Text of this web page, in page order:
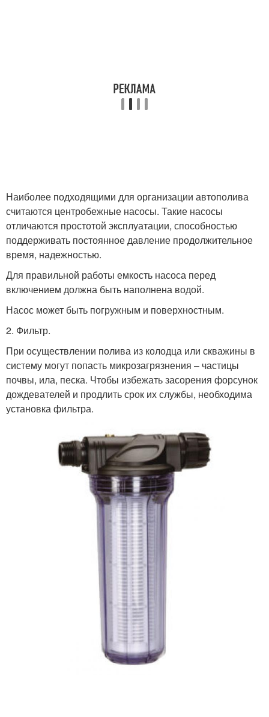
Наиболее подходящими для организации автополива
считаются центробежные насосы. Такие насосы
отличаются простотой эксплуатации, способностью
поддерживать постоянное давление продолжительное
время, надежностью.
Для правильной работы емкость насоса перед
включением должна быть наполнена водой.
Насос может быть погружным и поверхностным.
2. Фильтр.
При осуществлении полива из колодца или скважины в
систему могут попасть микрозагрязнения – частицы
почвы, ила, песка. Чтобы избежать засорения форсунок
дождевателей и продлить срок их службы, необходима
установка фильтра.